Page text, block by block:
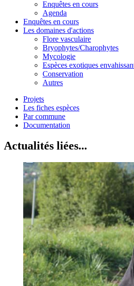
Enquêtes en cours
Agenda
Enquêtes en cours
Les domaines d'actions
Flore vasculaire
Bryophytes/Charophytes
Mycologie
Espèces exotiques
Conservation
Autres
Projets
Les fiches espèces
Par commune
Documentation
Actualités liées...